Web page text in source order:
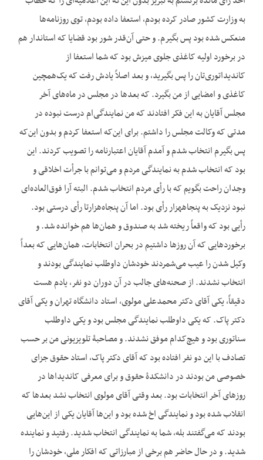
به وزارت کشور صادر کرده بودم، استعفا داده بودم، توی روزنامه‌ها
منعکس شده بود پس بگیرم. و حتی آن‌قدر شور بود قضایا که استاندار هم
در برخورد اولیه کاغذی جلوی میزش بود که شما استعفا از
کاندیداتوری‌تان را پس بگیرید، و بعد اصلاً یادش رفت که یک‌همچین
کاغذی و امضایی از من بگیرد. که بعدها در مجلس در ماه‌های آخر
مجلس آقایان به این فکر افتادند که من نمایندگی‌ام درست نبوده در
مدتی که وکالت مجلس را داشتم. برای این‌که استعفا کردم و بدون این‌که
پس بگیرم انتخاب شدم و آمدم آقایان اعتبارنامه را تصویب کردند. این
بود که انتخاب شدم به نمایندگی مردم و می‌توانم با جرأت اخلاقی و
وجدان راحت بگویم که با رأی مردم انتخاب شدم. البته آرا فوق‌العاده‌ای
نبود نزدیک به پنجاه‎هزار رأی بود. اما آن پنجاه‌هزارتا رأی درستی بود.
رأیی بود که واقعاً ریخته شد به صندوق و همان‌ها هم خوانده شد. و
برخوردهایی که آن روزها داشتیم در بحران انتخابات، همان‌هایی که بعداً
وکیل شدن را عیب می‌شمردند خودشان داوطلب نمایندگی بودند و
انتخاب نشدند. از صحنه‌های جالب در آن دوران دو نفر، یادم هست
دقیقاً، یکی آقای دکتر محمدعلی مولوی، استاد دانشگاه تهران و یکی آقای
دکتر پاک. که یکی داوطلب نمایندگی مجلس بود و یکی داوطلب
سناتوری بود و هیچ‌کدام موفق نشدند. و مصاحبۀ تلویزیونی من بر حسب
تصادف با این دو نفر افتاده بود که آقای دکتر پاک، استاد حقوق جزای
خصوصی من بودند در دانشکدۀ حقوق و برای معرفی کاندیداها در
روزهای آخر انتخابات بود. بعد وقتی آقای مولوی انتخاب نشد بعدها که
انقلاب شده بود و نمایندگی اخ شده بود و این‌ها آقایان یکی از این‌هایی
بودند که می‌گفتند بله، شما به نمایندگی انتخاب شدید. رفتید و نماینده
شدید. و در حال حاضر هم برخی از مبارزاتی که افکار ملی، خودشان را